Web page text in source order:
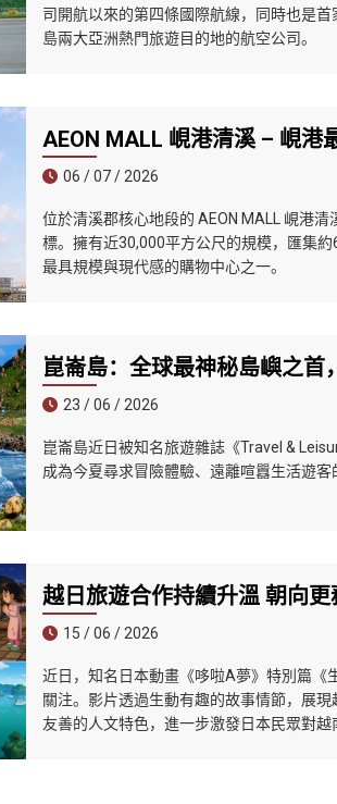
司開航以來的第四條國際航線，同時也是
島兩大亞洲熱門旅遊目的地的航空公司。
AEON MALL 峴港清溪 – 峴港
06 / 07 / 2026
位於清溪郡核心地段的 AEON MALL 峴港
標。擁有近30,000平方公尺的規模，匯集
最具規模與現代感的購物中心之一。
崑崙島：全球最神秘島嶼之
23 / 06 / 2026
崑崙島近日被知名旅遊雜誌《Travel &
成為今夏尋求冒險體驗、遠離喧囂生活遊客
越日旅遊合作持續升溫 朝向
15 / 06 / 2026
近日，知名日本動畫《哆啦A夢》特別篇《
關注。影片透過生動有趣的故事情節，展
友善的人文特色，進一步激發日本民眾對越